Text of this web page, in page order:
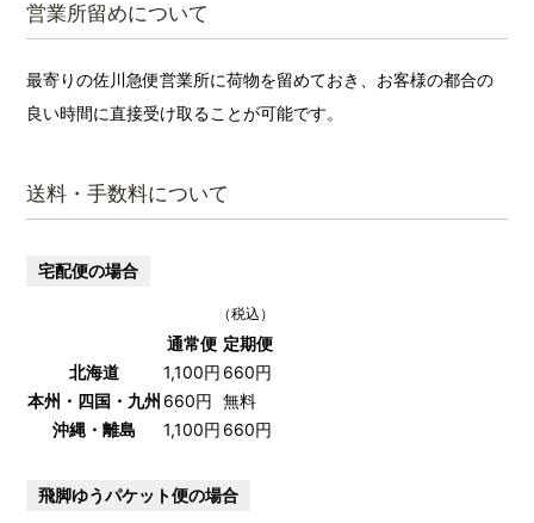
営業所留めについて
最寄りの佐川急便営業所に荷物を留めておき、お客様の都合の
良い時間に直接受け取ることが可能です。
送料・手数料について
宅配便の場合
（税込）
通常便 定期便
北海道
1,100円 660円
本州・四国・九州 660円
無料
沖縄・離島
1,100円 660円
飛脚ゆうパケット便の場合